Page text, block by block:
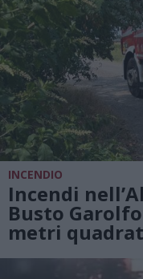
INCENDIO
Incendi
Busto
metri